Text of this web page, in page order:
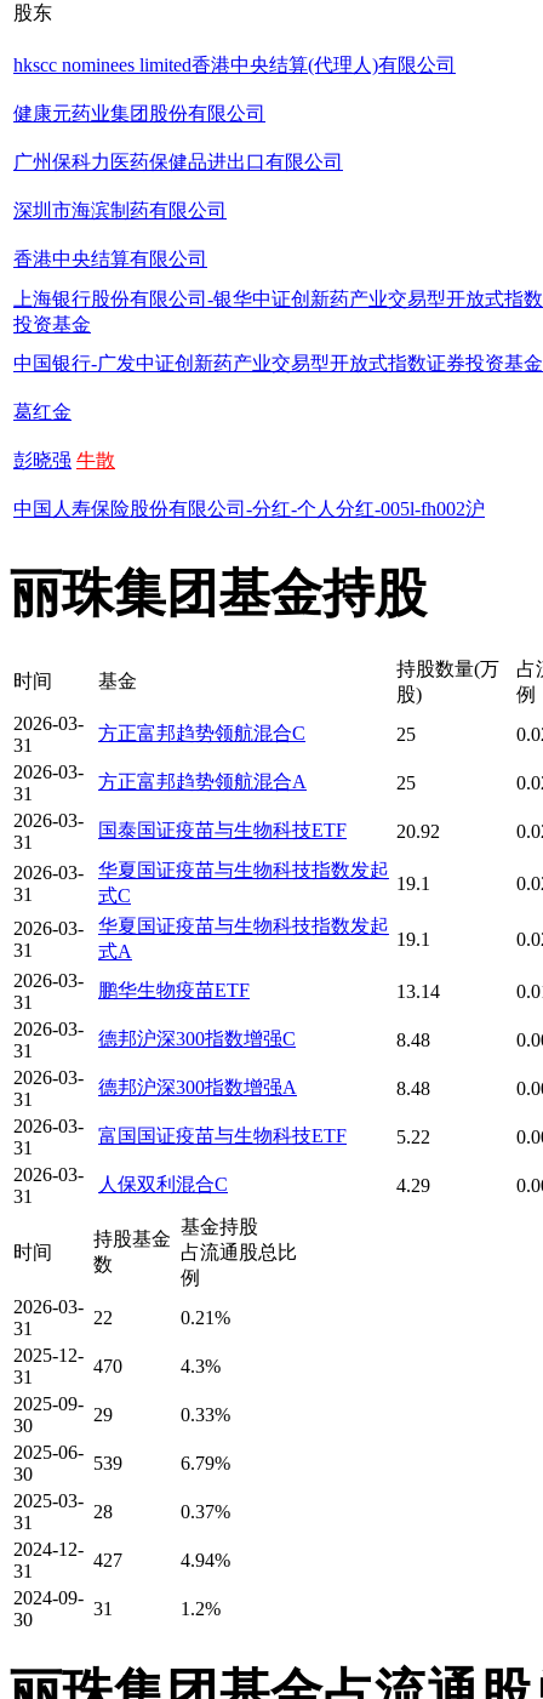
股东
hkscc nominees limited香港中央结算(代理人)有限公司
健康元药业集团股份有限公司
广州保科力医药保健品进出口有限公司
深圳市海滨制药有限公司
香港中央结算有限公司
上海银行股份有限公司-银华中证创新药产业交易型开放式指
投资基金
中国银行-广发中证创新药产业交易型开放式指数证券投资基金
葛红金
彭晓强 牛散
中国人寿保险股份有限公司-分红-个人分红-005l-fh002沪
丽珠集团基金持股
时间 基金
持股数量(万
股)
占
例
2026-03-
31
方正富邦趋势领航混合C 25
2026-03-
31
方正富邦趋势领航混合A 25
2026-03-
31
国泰国证疫苗与生物科技ETF 20.92
2026-03-
31
华夏国证疫苗与生物科技指数发起
式C
19.1
2026-03-
31
华夏国证疫苗与生物科技指数发起
式A
19.1
2026-03-
31
鹏华生物疫苗ETF 13.14
2026-03-
31
德邦沪深300指数增强C 8.48
2026-03-
31
德邦沪深300指数增强A 8.48
2026-03-
31
富国国证疫苗与生物科技ETF 5.22
2026-03-
31
人保双利混合C 4.29
时间
持股基金
数
基金持股
占流通股总比
例
2026-03-
31
22
0.21%
2025-12-
31
470
4.3%
2025-09-
30
29
0.33%
2025-06-
30
539
6.79%
2025-03-
31
28
0.37%
2024-12-
31
427
4.94%
2024-09-
30
31 1.2%